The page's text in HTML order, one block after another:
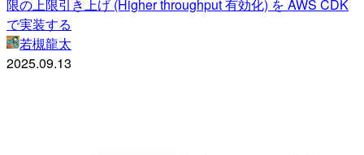
限の上限引き上げ (Higher throughput 有効化) を AWS CDK
で実装する
若槻龍太
2025.09.13